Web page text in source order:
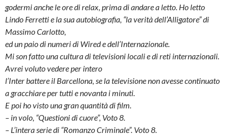
godermi anche le ore di relax, prima di andare a letto. Ho letto
Lindo Ferretti e la sua autobiografia, “la verità dell’Alligatore” di
Massimo Carlotto,
ed un paio di numeri di Wired e dell’Internazionale.
Mi son fatto una cultura di televisioni locali e di reti internazionali.
Avrei voluto vedere per intero
l’Inter battere il Barcellona, se la televisione non avesse continuato
a gracchiare per tutti e novanta i minuti.
E poi ho visto una gran quantità di film.
– in volo, “Questioni di cuore”, Voto 8.
– L’intera serie di “Romanzo Criminale”. Voto 8.